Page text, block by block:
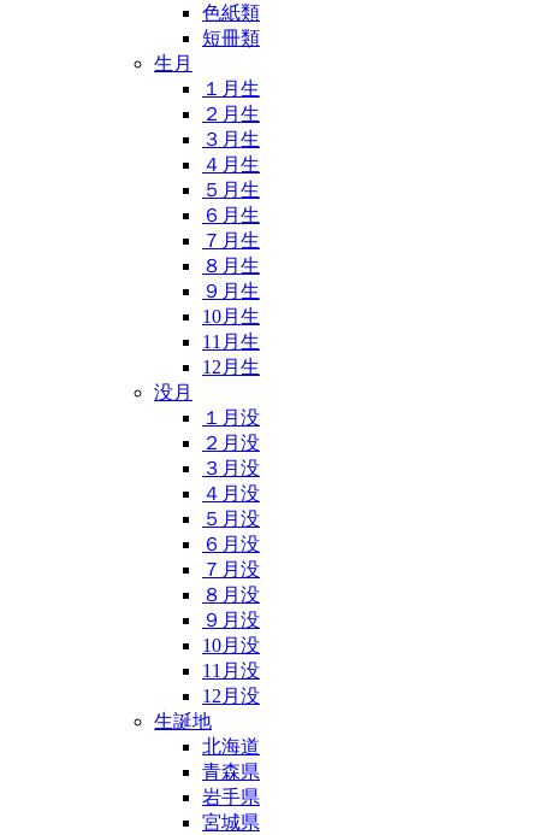
色紙類
短冊類
生月
１月生
２月生
３月生
４月生
５月生
６月生
７月生
８月生
９月生
10月生
11月生
12月生
没月
１月没
２月没
３月没
４月没
５月没
６月没
７月没
８月没
９月没
10月没
11月没
12月没
生誕地
北海道
青森県
岩手県
宮城県